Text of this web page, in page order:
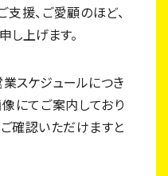
い合わせ
援、ご愛顧のほど、
し上げます。
スケジュールにつき
にてご案内しており
確認いただけますと